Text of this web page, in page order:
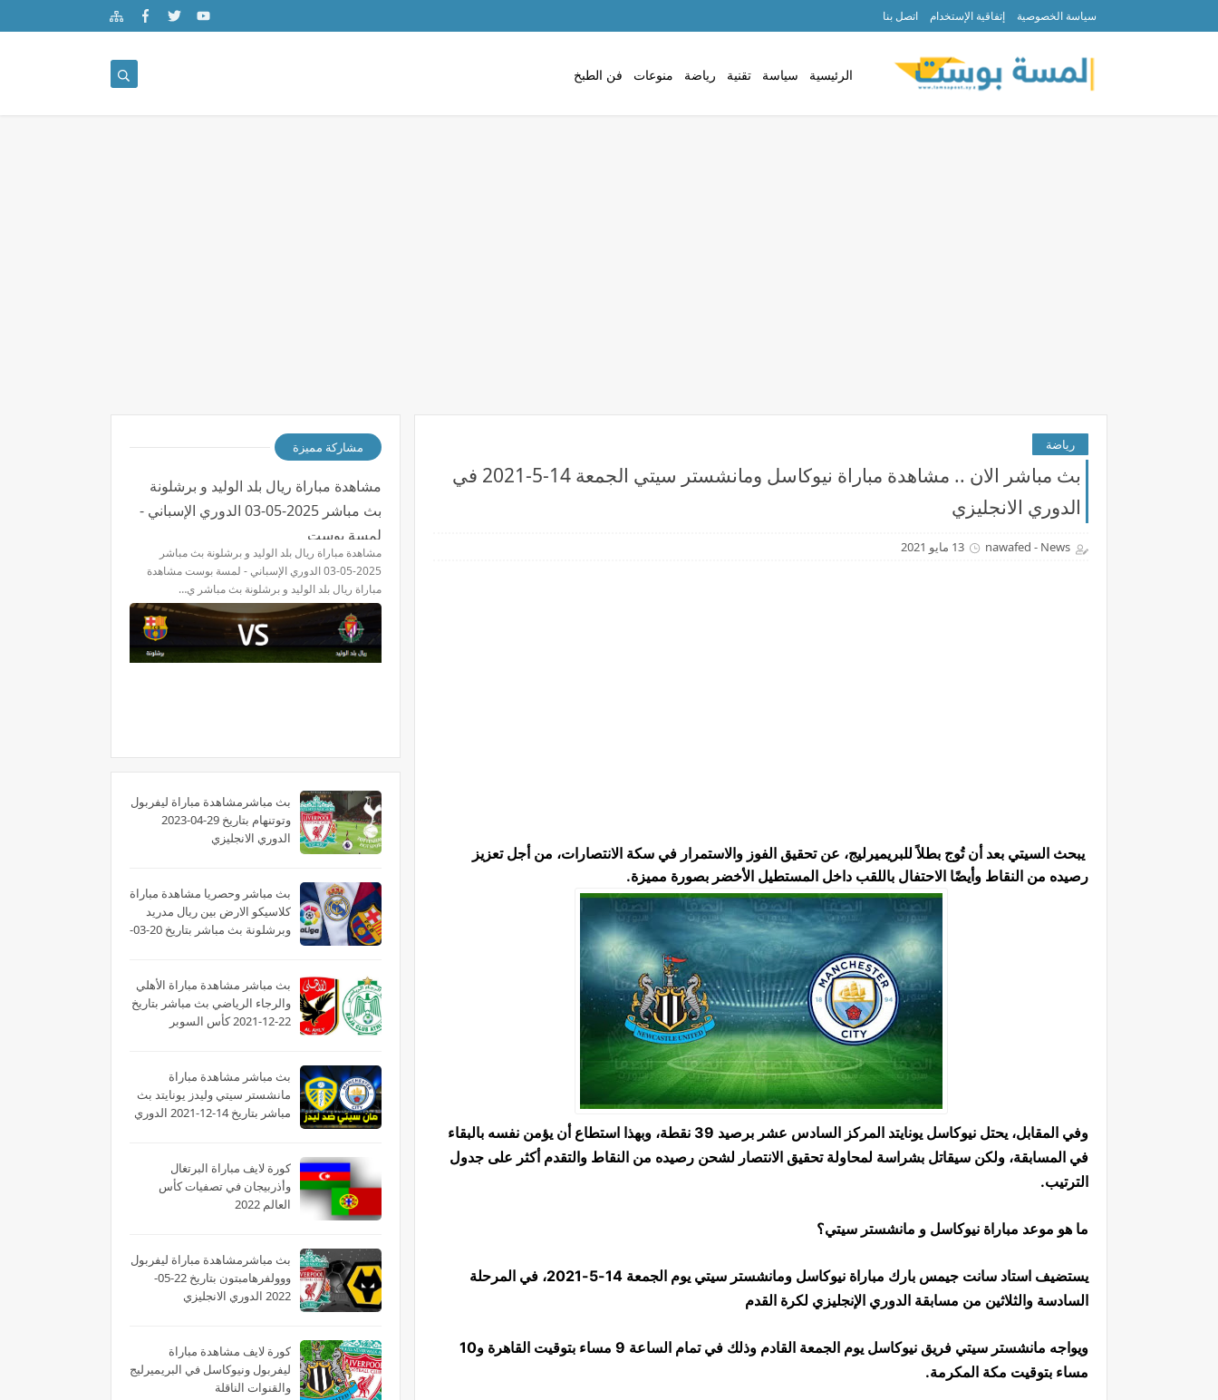
سياسة الخصوصية إتفاقية الإستخدام اتصل بنا
الرئيسية سياسة تقنية رياضة منوعات فن الطبخ
رياضة
بث مباشر الان .. مشاهدة مباراة نيوكاسل ومانشستر سيتي الجمعة 14-5-2021 في
الدوري الانجليزي
nawafed - News 13 مايو 2021
يبحث السيتي بعد أن تُوج بطلاً للبريميرليج، عن تحقيق الفوز والاستمرار في سكة الانتصارات، من أجل تعزيز
رصيده من النقاط وأيضًا الاحتفال باللقب داخل المستطيل الأخضر بصورة مميزة.
وفي المقابل، يحتل نيوكاسل يونايتد المركز السادس عشر برصيد 39 نقطة، وبهذا استطاع أن يؤمن نفسه بالبقاء
في المسابقة، ولكن سيقاتل بشراسة لمحاولة تحقيق الانتصار لشحن رصيده من النقاط والتقدم أكثر على جدول
الترتيب.
ما هو موعد مباراة نيوكاسل و مانشستر سيتي؟
يستضيف استاد سانت جيمس بارك مباراة نيوكاسل ومانشستر سيتي يوم الجمعة 14-5-2021، في المرحلة
السادسة والثلاثين من مسابقة الدوري الإنجليزي لكرة القدم
ويواجه مانشستر سيتي فريق نيوكاسل يوم الجمعة القادم وذلك في تمام الساعة 9 مساء بتوقيت القاهرة و10
مساء بتوقيت مكة المكرمة.
مشاركة مميزة
مشاهدة مباراة ريال بلد الوليد و برشلونة
بث مباشر 2025-05-03 الدوري الإسباني -
لمسة بوست
مشاهدة مباراة ريال بلد الوليد و برشلونة بث مباشر
2025-05-03 الدوري الإسباني - لمسة بوست مشاهدة
مباراة ريال بلد الوليد و برشلونة بث مباشر ي…
بث مباشرمشاهدة مباراة ليفربول
وتوتنهام بتاريخ 29-04-2023
الدوري الانجليزي
بث مباشر وحصريا مشاهدة مباراة
كلاسيكو الارض بين ريال مدريد
وبرشلونة بث مباشر بتاريخ 20-03-
بث مباشر مشاهدة مباراة الأهلي
والرجاء الرياضي بث مباشر بتاريخ
22-12-2021 كأس السوبر
بث مباشر مشاهدة مباراة
مانشستر سيتي وليدز يونايتد بث
مباشر بتاريخ 14-12-2021 الدوري
كورة لايف مباراة البرتغال
وأذربيجان في تصفيات كأس
العالم 2022
بث مباشرمشاهدة مباراة ليفربول
ووولفرهامبتون بتاريخ 22-05-
2022 الدوري الانجليزي
كورة لايف مشاهدة مباراة
ليفربول ونيوكاسل في البريميرليج
والقنوات الناقلة